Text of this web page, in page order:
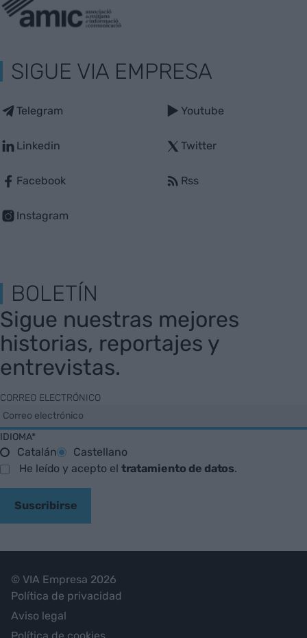
SIGUE VIA EMPRESA
Telegram
Linkedin
Facebook
Instagram
Youtube
Twitter
Rss
BOLETÍN
Sigue nuestras mejores
historias, reportajes y
entrevistas.
CORREO ELECTRÓNICO
IDIOMA*
Catalán
Castellano
He leído y acepto el tratamiento de datos.
Suscribirse
© VIA Empresa 2026
Política de privacidad
Aviso legal